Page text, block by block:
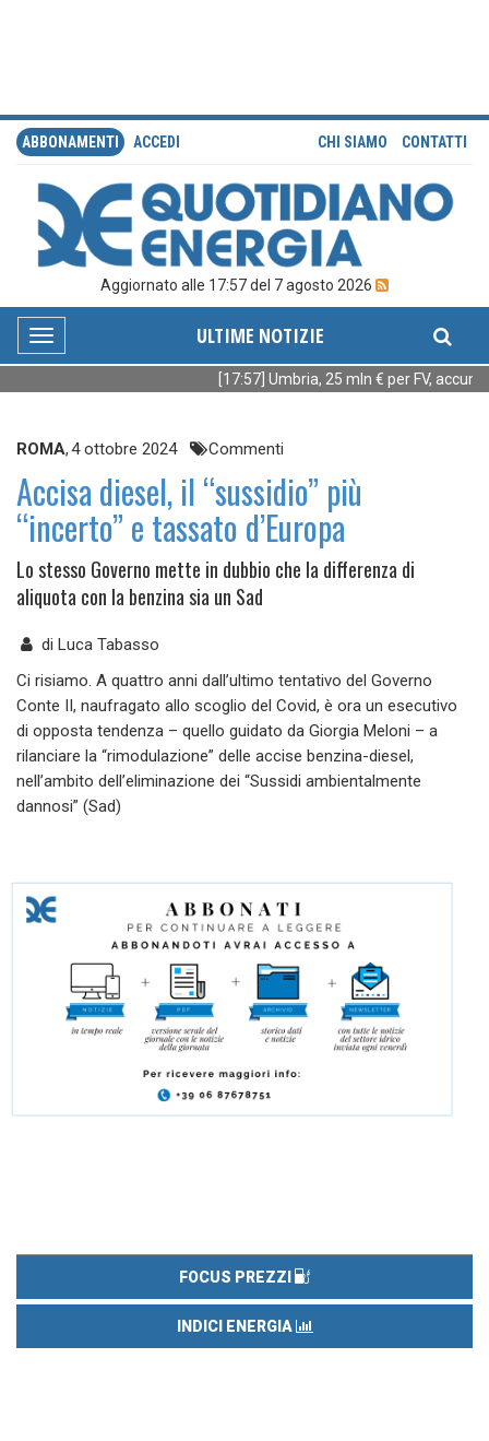
ABBONAMENTI ACCEDI CHI SIAMO CONTATTI
Aggiornato alle 17:57 del 7 agosto 2026
Toggle
navigation
ULTIME NOTIZIE
[17:57] Umbria, 25 mln € per FV,
ROMA,4 ottobre 2024 Commenti
Accisa diesel, il “sussidio” più
“incerto” e tassato d’Europa
Lo stesso Governo mette in dubbio che la differenza di
aliquota con la benzina sia un Sad
di Luca Tabasso
Ci risiamo. A quattro anni dall’ultimo tentativo del Governo
Conte II, naufragato allo scoglio del Covid, è ora un esecutivo
di opposta tendenza – quello guidato da Giorgia Meloni – a
rilanciare la “rimodulazione” delle accise benzina-diesel,
nell’ambito dell’eliminazione dei “Sussidi ambientalmente
dannosi” (Sad)
FOCUS PREZZI
INDICI ENERGIA